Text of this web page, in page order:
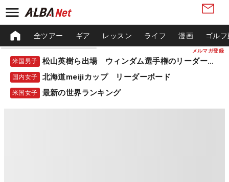
メルマガ登録
全ツアー ギア レッスン ライフ 漫画 ゴル
米国男子 松山英樹ら出場 ウィンダム選手権のリーダーボード
国内女子 北海道meijiカップ リーダーボード
米国女子 最新の世界ランキング